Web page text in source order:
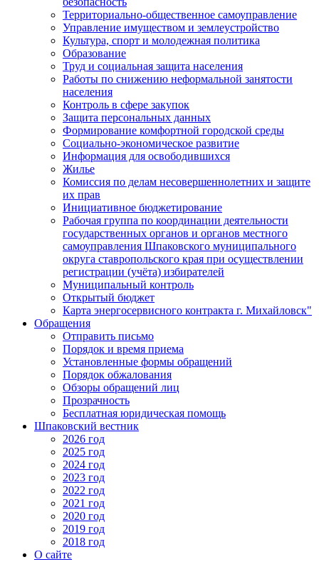
Территориально-общественное самоуправление
Управление имуществом и землеустройство
Культура, спорт и молодежная политика
Образование
Труд и социальная защита населения
Работы по снижению неформальной занятости
населения
Контроль в сфере закупок
Защита персональных данных
Формирование комфортной городской среды
Социально-экономическое развитие
Информация для освободившихся
Жилье
Комиссия по делам несовершеннолетних и защите
их прав
Инициативное бюджетирование
Рабочая группа по координации деятельности
государственных органов и органов местного
самоуправления Шпаковского муниципального
округа ставропольского края при осуществлении
регистрации (учёта) избирателей
Муниципальный контроль
Открытый бюджет
Карта энергосервисного контракта г. Михайловск"
Обращения
Отправить письмо
Порядок и время приема
Установленные формы обращений
Порядок обжалования
Обзоры обращений лиц
Прозрачность
Бесплатная юридическая помощь
Шпаковский вестник
2026 год
2025 год
2024 год
2023 год
2022 год
2021 год
2020 год
2019 год
2018 год
О сайте